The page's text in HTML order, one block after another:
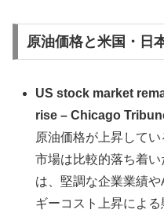
原油価格と米国・日
US stock market
rise – Chicago
原油価格が上昇して
市場は比較的落ち着
は、堅調な企業業績
ギーコスト上昇によ